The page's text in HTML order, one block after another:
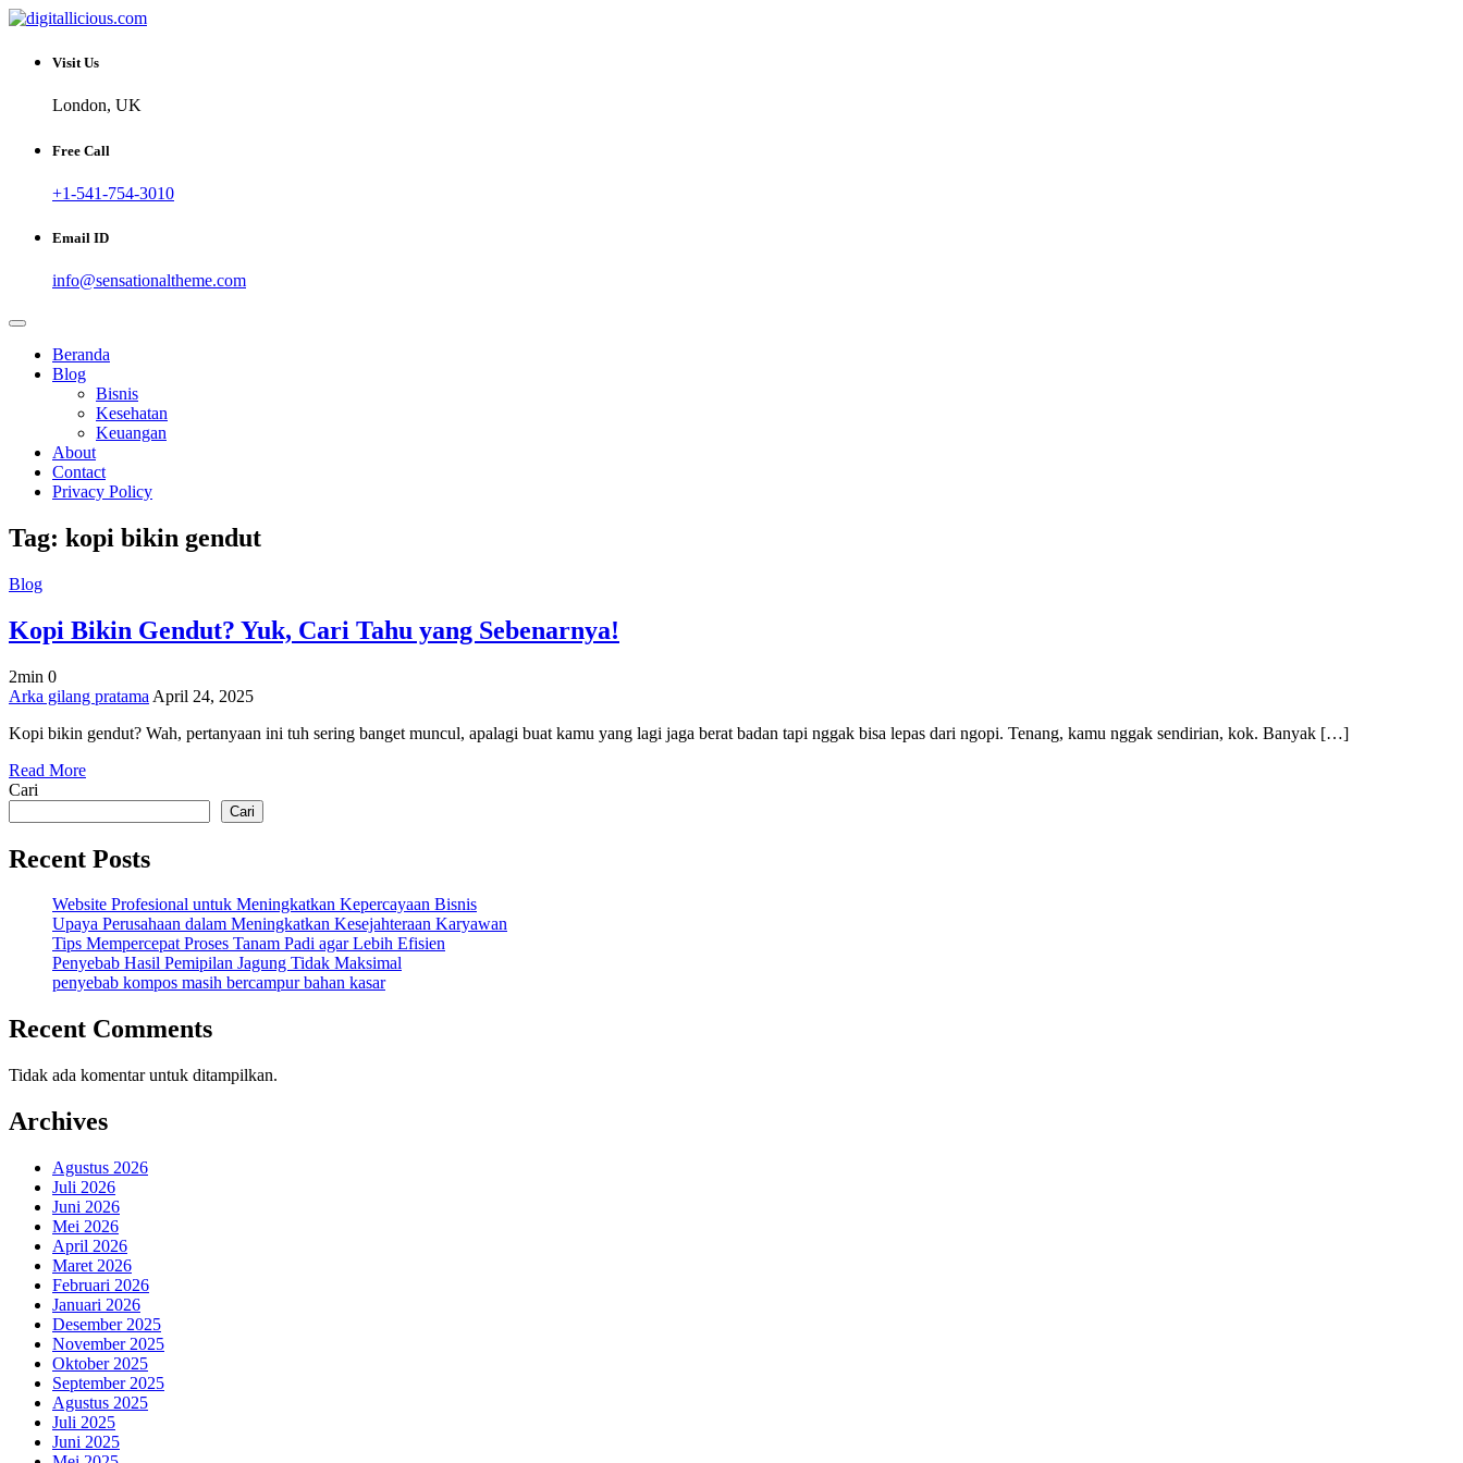
Skip
content
digitallicious.com
Sharing Digital Information
Visit Us
London, UK
Free Call
+1-541-754-3010
Email ID
info@sensationaltheme.com
Beranda
Blog
Bisnis
Kesehatan
Keuangan
About
Contact
Privacy Policy
Tag: kopi bikin gendut
Blog
Kopi Bikin Gendut? Yuk, Cari Tahu yang Sebenarnya!
2min 0
on
Bikin
Yuk,
Cari
Sebenarnya!
Arka gilang pratama April 24, 2025
Kopi bikin gendut? Wah, pertanyaan ini tuh sering banget muncul, apalagi buat kamu yang lagi jaga berat badan tapi nggak bisa lepas dari ngopi. Tenang, kamu nggak sendirian, kok. Banyak […]
Read More
Cari
Cari
Recent Posts
Website Profesional untuk Meningkatkan Kepercayaan Bisnis
Upaya Perusahaan dalam Meningkatkan Kesejahteraan Karyawan
Tips Mempercepat Proses Tanam Padi agar Lebih Efisien
Penyebab Hasil Pemipilan Jagung Tidak Maksimal
penyebab kompos masih bercampur bahan kasar
Recent Comments
Tidak ada komentar untuk ditampilkan.
Archives
Agustus 2026
Juli 2026
Juni 2026
Mei 2026
April 2026
Maret 2026
Februari 2026
Januari 2026
Desember 2025
November 2025
Oktober 2025
September 2025
Agustus 2025
Juli 2025
Juni 2025